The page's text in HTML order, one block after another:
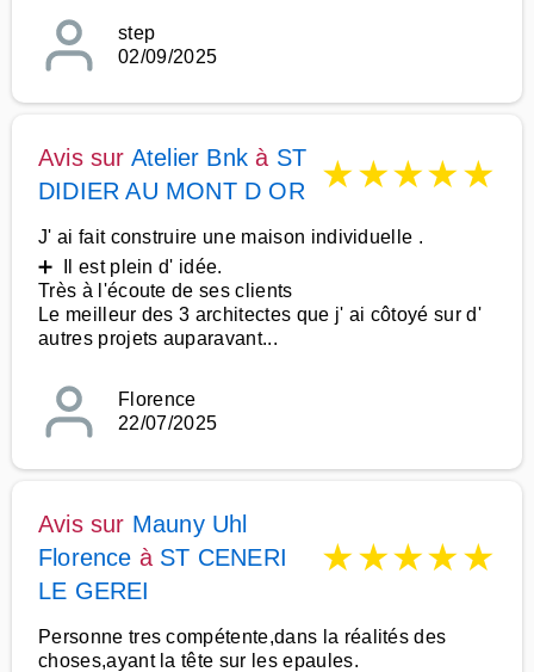
step
02/09/2025
Avis sur Atelier Bnk à ST
DIDIER AU MONT D OR
★★★★★
J' ai fait construire une maison individuelle .
➕ Il est plein d' idée.
Très à l'écoute de ses clients
Le meilleur des 3 architectes que j' ai côtoyé sur d'
autres projets auparavant...
Florence
22/07/2025
Avis sur Mauny Uhl
Florence à ST CENERI
LE GEREI
★★★★★
Personne tres compétente,dans la réalités des
choses,ayant la tête sur les epaules.